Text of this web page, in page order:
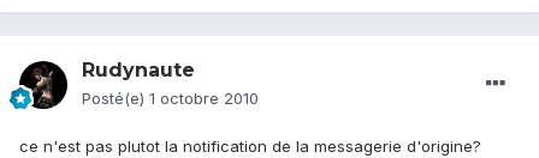
Rudynaute
Posté(e) 1 octobre 2010
ce n'est pas plutot la notification de la messagerie d'origine?